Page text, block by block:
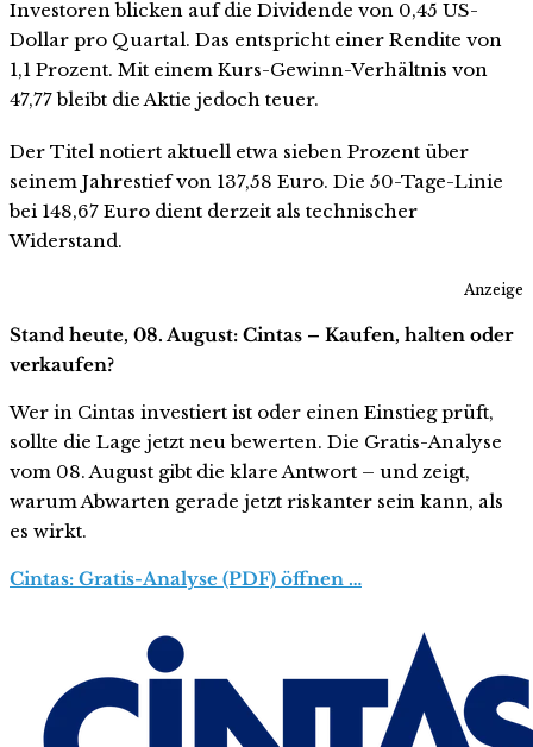
Investoren blicken auf die Dividende von 0,45 US-
Dollar pro Quartal. Das entspricht einer Rendite von
1,1 Prozent. Mit einem Kurs-Gewinn-Verhältnis von
47,77 bleibt die Aktie jedoch teuer.
Der Titel notiert aktuell etwa sieben Prozent über
seinem Jahrestief von 137,58 Euro. Die 50-Tage-Linie
bei 148,67 Euro dient derzeit als technischer
Widerstand.
Anzeige
Stand heute, 08. August: Cintas – Kaufen, halten oder
verkaufen?
Wer in Cintas investiert ist oder einen Einstieg prüft,
sollte die Lage jetzt neu bewerten. Die Gratis-Analyse
vom 08. August gibt die klare Antwort – und zeigt,
warum Abwarten gerade jetzt riskanter sein kann, als
es wirkt.
Cintas: Gratis-Analyse (PDF) öffnen …